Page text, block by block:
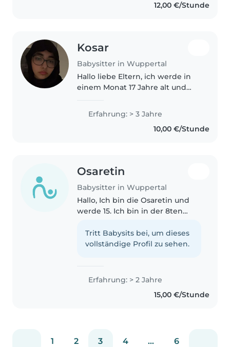
12,00 €/Stunde
Kosar
Babysitter in Wuppertal
Hallo liebe Eltern, ich werde in
einem Monat 17 Jahre alt und
Kindern, weil ich oft auf meine
jüngeren Cousins und Cousinen
aufgepasst habe. Deshalb..
Erfahrung: > 3 Jahre
10,00 €/Stunde
Osaretin
Babysitter in Wuppertal
Hallo, Ich bin die Osaretin und
werde 15. Ich bin in der 8ten
liebe Kinder und habe meist
immer auf Kinder aufgepasst,
Tritt Babysits bei, um dieses
vollständige Profil zu sehen.
Erfahrung: > 2 Jahre
15,00 €/Stunde
1 2 3 4 ... 6